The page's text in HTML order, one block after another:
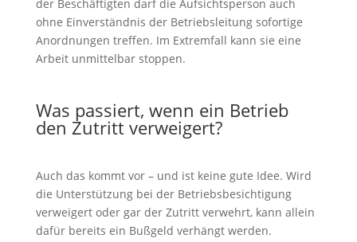
der Beschäftigten darf die Aufsichtsperson auch
ohne Einverständnis der Betriebsleitung sofortige
Anordnungen treffen. Im Extremfall kann sie eine
Arbeit unmittelbar stoppen.
Was passiert, wenn ein Betrieb
den Zutritt verweigert?
Auch das kommt vor – und ist keine gute Idee. Wird
die Unterstützung bei der Betriebsbesichtigung
verweigert oder gar der Zutritt verwehrt, kann allein
dafür bereits ein Bußgeld verhängt werden.